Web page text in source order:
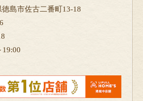
島市佐古二番町13-18
19:00